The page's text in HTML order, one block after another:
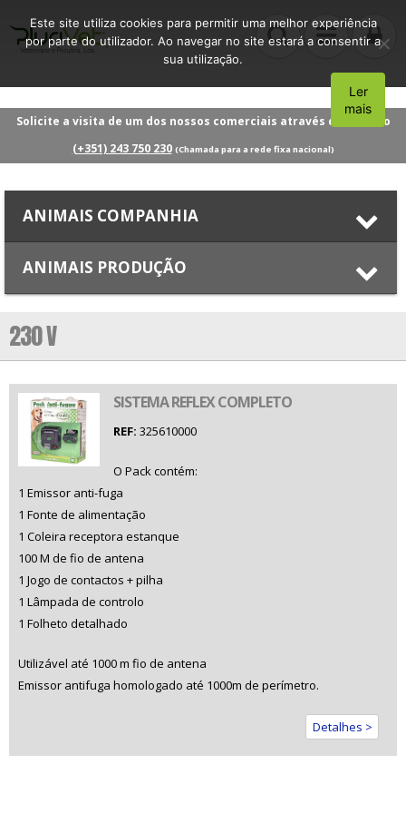
Solicite a visita de um dos nossos comerciais através do número
(+351) 243 750 230 (Chamada para a rede fixa nacional)
ANIMAIS COMPANHIA
ANIMAIS PRODUÇÃO
230 V
SISTEMA REFLEX COMPLETO
REF: 325610000
O Pack contém:
1 Emissor anti-fuga
1 Fonte de alimentação
1 Coleira receptora estanque
100 M de fio de antena
1 Jogo de contactos + pilha
1 Lâmpada de controlo
1 Folheto detalhado
Utilizável até 1000 m fio de antena
Emissor antifuga homologado até 1000m de perímetro.
Detalhes >
Este site utiliza cookies para permitir uma melhor experiência
por parte do utilizador. Ao navegar no site estará a consentir a
sua utilização.
Aceito
Ler
mais